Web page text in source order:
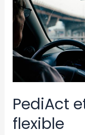
PediAct
flexible
la
location
flexible